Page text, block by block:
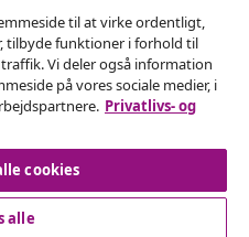
til at virke ordentligt,
tilbyde funktioner i forhold til
Vi deler også information
på vores sociale medier, i
Privatlivs- og
cookies
alle